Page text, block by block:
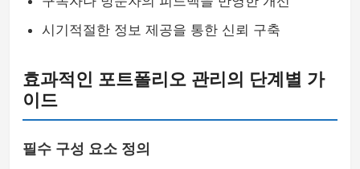
시기적절한 정보 제공을 통한 신뢰 구축
효과적인 포트폴리오 관리의 단계별 가
이드
필수 구성 요소 정의